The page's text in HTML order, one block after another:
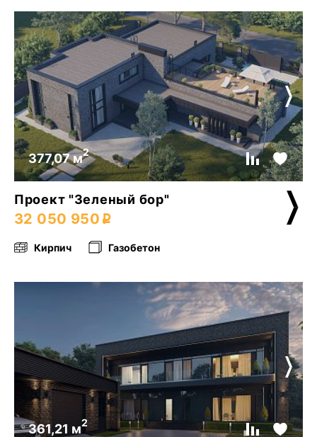
377,07 м2
Проект "Зеленый бор"
32 050 950
Кирпич Газобетон
361,21 м2